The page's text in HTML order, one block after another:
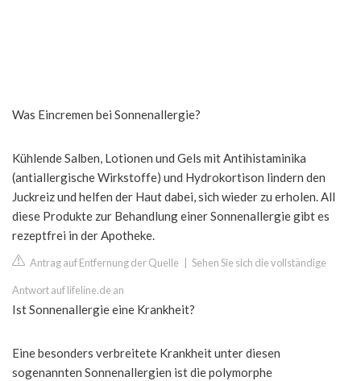
Was Eincremen bei Sonnenallergie?
Kühlende Salben, Lotionen und Gels mit Antihistaminika
(antiallergische Wirkstoffe) und Hydrokortison lindern den
Juckreiz und helfen der Haut dabei, sich wieder zu erholen. All
diese Produkte zur Behandlung einer Sonnenallergie gibt es
rezeptfrei in der Apotheke.
Antrag auf Entfernung der Quelle Sehen Sie sich die vollständige
Antwort auf lifeline.de an
Ist Sonnenallergie eine Krankheit?
Eine besonders verbreitete Krankheit unter diesen
sogenannten Sonnenallergien ist die polymorphe